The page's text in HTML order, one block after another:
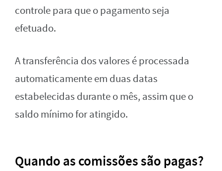
controle para que o pagamento seja
efetuado.
A transferência dos valores é processada
automaticamente em duas datas
estabelecidas durante o mês, assim que o
saldo mínimo for atingido.
Quando as comissões são pagas?